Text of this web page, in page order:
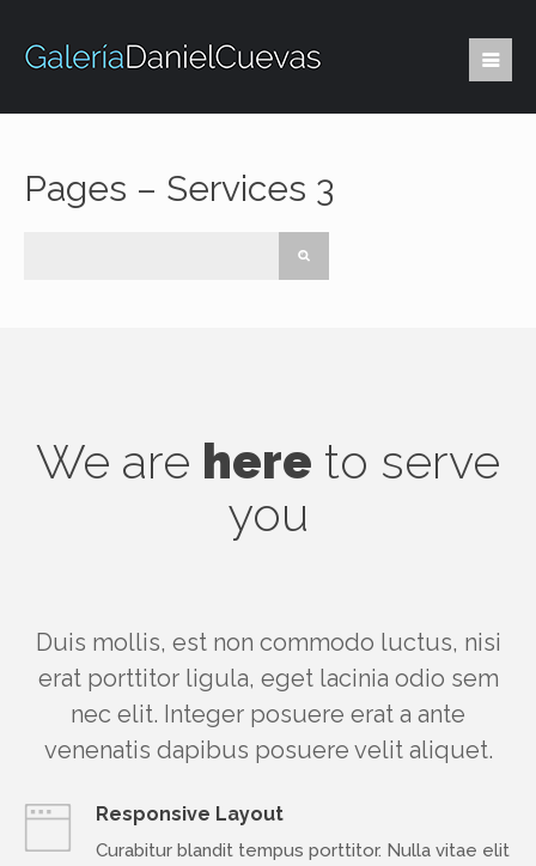
Pages – Services 3
We are here to serve
you
Duis mollis, est non commodo luctus, nisi
erat porttitor ligula, eget lacinia odio sem
nec elit. Integer posuere erat a ante
venenatis dapibus posuere velit aliquet.
Responsive Layout
Curabitur blandit tempus porttitor. Nulla vitae elit